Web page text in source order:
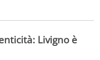
Livigno è